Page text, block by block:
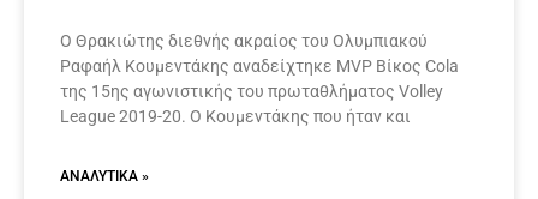
Ο Θρακιώτης διεθνής ακραίος του Ολυμπιακού
Ραφαήλ Κουμεντάκης αναδείχτηκε MVP Βίκος Cola
της 15ης αγωνιστικής του πρωταθλήματος Volley
League 2019-20. Ο Κουμεντάκης που ήταν και
ΑΝΑΛΥΤΙΚΆ »